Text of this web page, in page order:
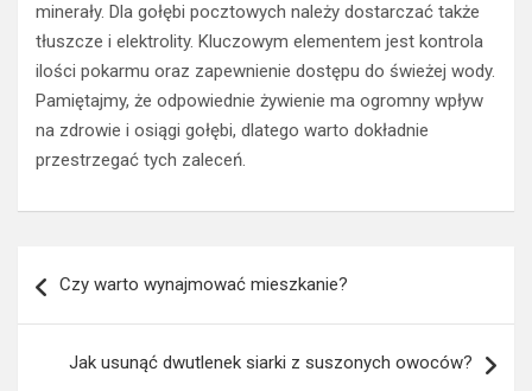
minerały. Dla gołębi pocztowych należy dostarczać także
tłuszcze i elektrolity. Kluczowym elementem jest kontrola
ilości pokarmu oraz zapewnienie dostępu do świeżej wody.
Pamiętajmy, że odpowiednie żywienie ma ogromny wpływ
na zdrowie i osiągi gołębi, dlatego warto dokładnie
przestrzegać tych zaleceń.
wpisuCzy warto wynajmować mieszkanie?
Jak usunąć dwutlenek siarki z suszonych owoców?